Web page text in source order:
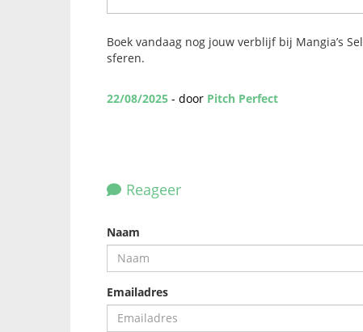
Boek vandaag nog jouw verblijf bij Mangia’s
sferen.
22/08/2025 - door Pitch Perfect
Reageer
Naam
Emailadres